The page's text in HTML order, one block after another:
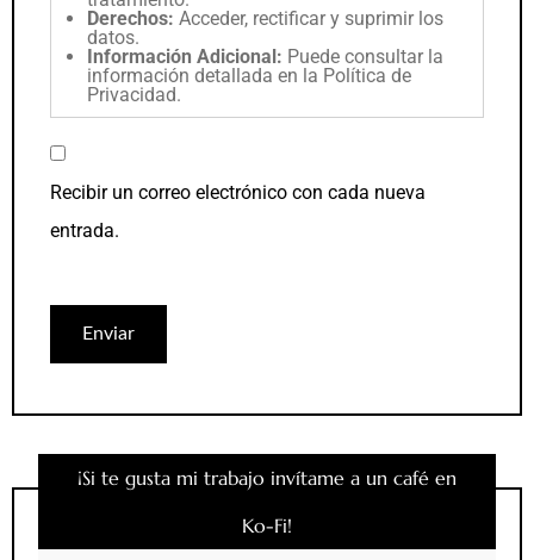
Derechos: Acceder, rectificar y suprimir los
datos.
Información Adicional: Puede consultar la
información detallada en la Política de
Privacidad.
Recibir un correo electrónico con cada nueva
entrada.
¡Si te gusta mi trabajo invítame a un café en
Ko-Fi!